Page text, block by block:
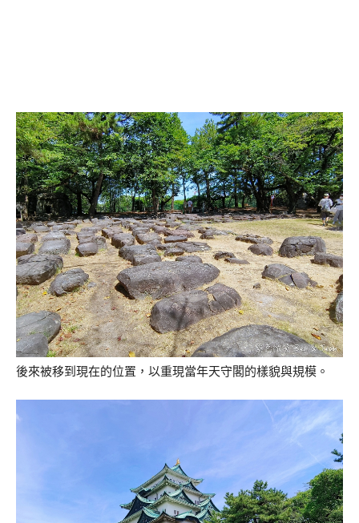
後來被移到現在的位置，以重現當年天守閣的樣貌與規模。